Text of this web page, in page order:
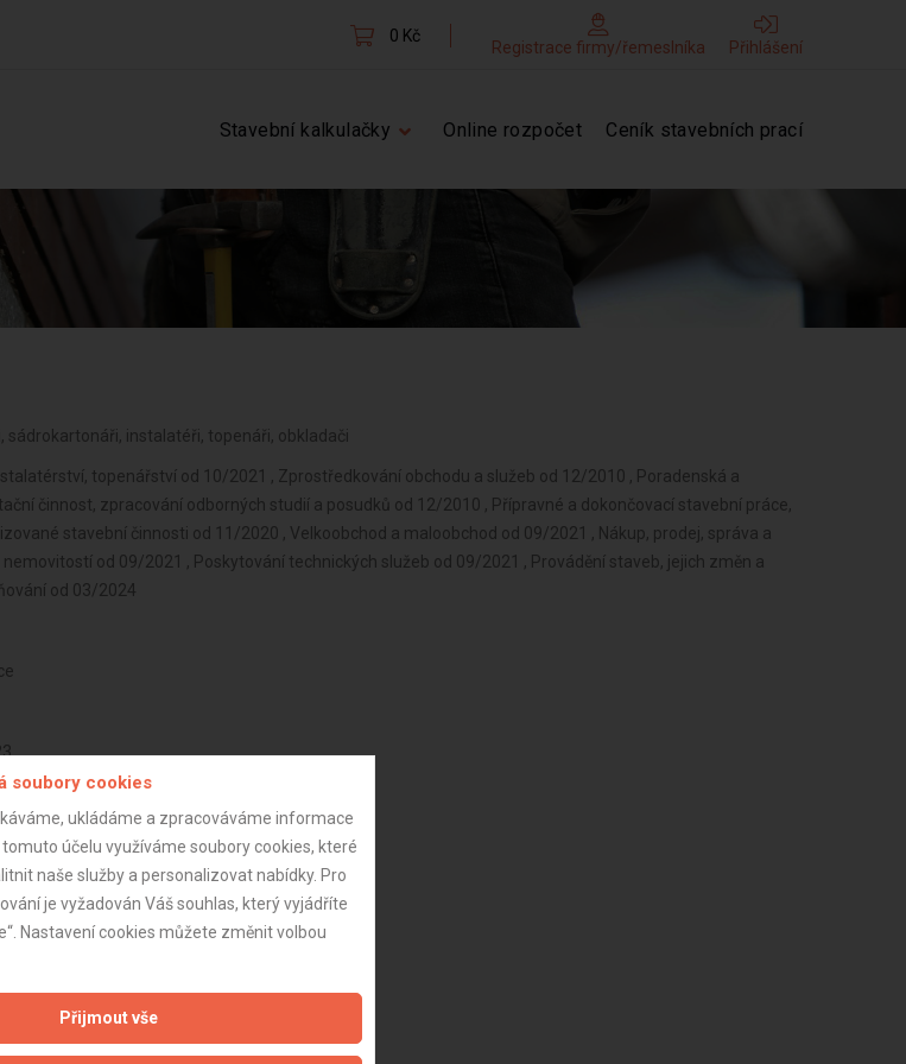
0 Kč
Registrace firmy/řemeslníka Přihlášení
Stavební kalkulačky Online rozpočet Ceník stavebních prací
sádrokartonáři, instalatéři, topenáři, obkladači
topenářství od 10/2021 , Zprostředkování obchodu a služeb od 12/2010 , Poradenská a
činnost, zpracování odborných studií a posudků od 12/2010 , Přípravné a dokončovací stavební práce,
stavební činnosti od 11/2020 , Velkoobchod a maloobchod od 09/2021 , Nákup, prodej, správa a
nemovitostí od 09/2021 , Poskytování technických služeb od 09/2021 , Provádění staveb, jejich změn a
od 03/2024
soubory cookies
ukládáme a zpracováváme informace
tomuto účelu využíváme soubory cookies, které
naše služby a personalizovat nabídky. Pro
je vyžadován Váš souhlas, který vyjádříte
Nastavení cookies můžete změnit volbou
Přijmout vše